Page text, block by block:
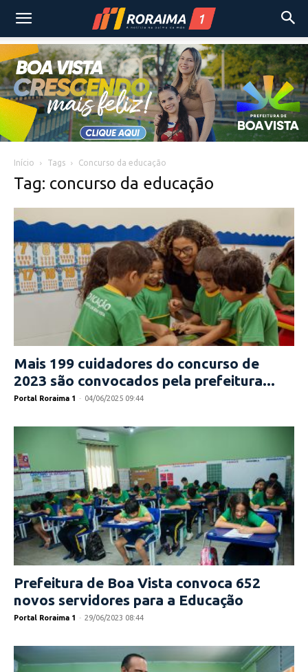
Início Tags Concurso da educação
Tag: concurso da educação
Mais 199 cuidadores do concurso de
2023 são convocados pela prefeitura...
Portal Roraima 1 - 04/06/2025 09:44
Prefeitura de Boa Vista convoca 652
novos servidores para a Educação
Portal Roraima 1 - 29/06/2023 08:44